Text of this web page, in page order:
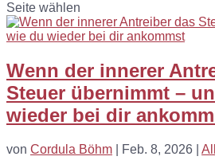
Seite wählen
Wenn der innerer
Steuer übernimmt –
wieder bei dir
von Cordula Böhm Feb. 8, 2026